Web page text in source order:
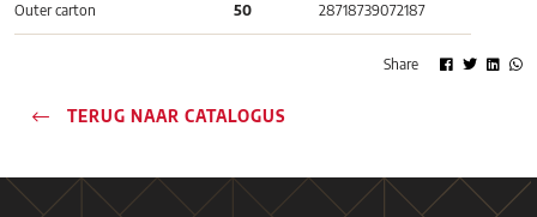
Outer carton 50 28718739072187
Share
TERUG NAAR CATALOGUS